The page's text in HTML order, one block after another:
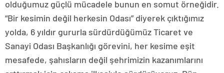
olduğumuz güçlü mücadele bunun en somut örneğidir.
“Bir kesimin değil herkesin Odası” diyerek çıktığımız
yolda, 6 yıldır gururla sürdürdüğümüz Ticaret ve
Sanayi Odası Başkanlığı görevini, her kesime eşit
mesafede, şahısların değil şehrimizin kazanımlarını